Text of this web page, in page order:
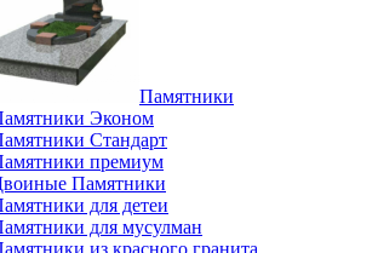
Памятники
Эконом
Стандарт
премиум
Памятники
для детеи
для мусулман
из красного гранита